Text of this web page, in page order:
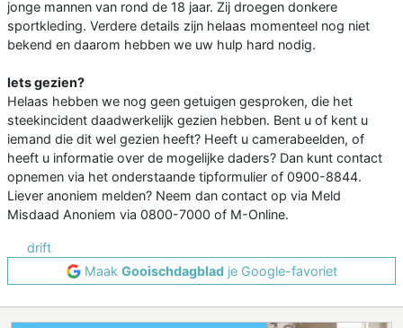
jonge mannen van rond de 18 jaar. Zij droegen donkere
sportkleding. Verdere details zijn helaas momenteel nog niet
bekend en daarom hebben we uw hulp hard nodig.
Iets gezien?
Helaas hebben we nog geen getuigen gesproken, die het
steekincident daadwerkelijk gezien hebben. Bent u of kent u
iemand die dit wel gezien heeft? Heeft u camerabeelden, of
heeft u informatie over de mogelijke daders? Dan kunt contact
opnemen via het onderstaande tipformulier of 0900-8844.
Liever anoniem melden? Neem dan contact op via Meld
Misdaad Anoniem via 0800-7000 of M-Online.
drift
Maak Gooischdagbladje Google-favoriet